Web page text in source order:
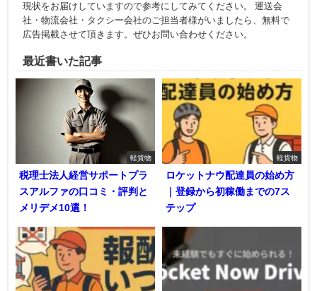
現状をお届けしていますので参考にしてみてください。 運送会
社・物流会社・タクシー会社のご担当者様がいましたら、無料で
広告掲載させて頂きます。ぜひお問い合わせください。
最近書いた記事
軽貨物
税理士法人経営サポートプラ
スアルファの口コミ・評判と
メリデメ10選！
軽貨物
ロケットナウ配達員の始め方
｜登録から初稼働までの7ス
テップ